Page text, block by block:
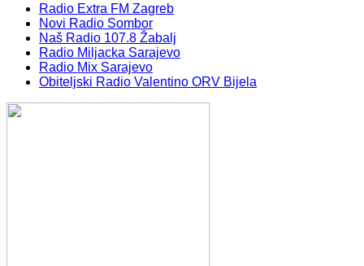
Radio Extra FM Zagreb
Novi Radio Sombor
Naš Radio 107.8 Žabalj
Radio Miljacka Sarajevo
Radio Mix Sarajevo
Obiteljski Radio Valentino ORV Bijela